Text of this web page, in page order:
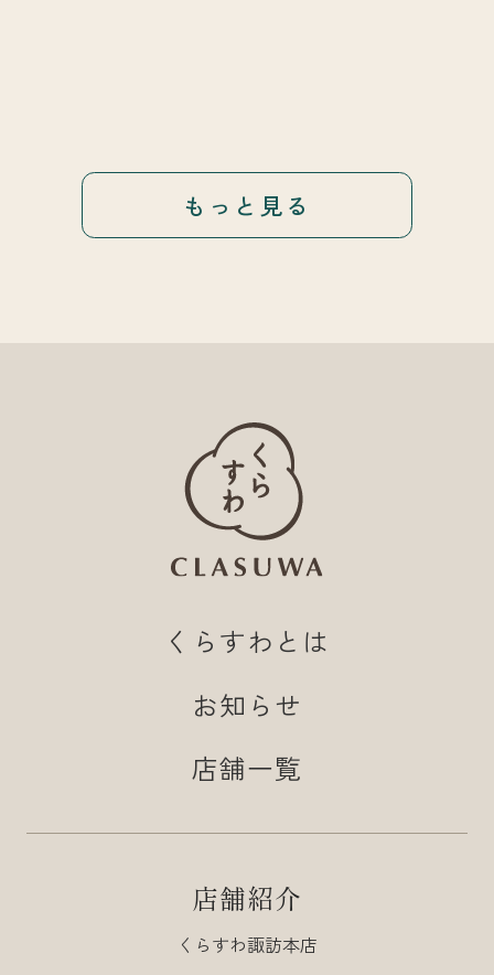
もっと見る
くらすわとは
お知らせ
店舗一覧
店舗紹介
くらすわ諏訪本店